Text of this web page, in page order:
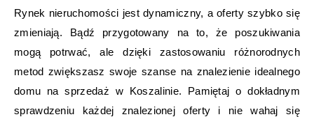
Rynek nieruchomości jest dynamiczny, a oferty szybko się
zmieniają. Bądź przygotowany na to, że poszukiwania
mogą potrwać, ale dzięki zastosowaniu różnorodnych
metod zwiększasz swoje szanse na znalezienie idealnego
domu na sprzedaż w Koszalinie. Pamiętaj o dokładnym
sprawdzeniu każdej znalezionej oferty i nie wahaj się